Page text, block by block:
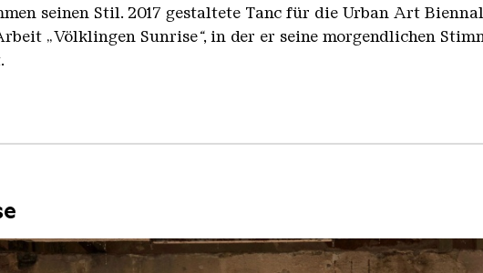
seinen Stil. 2017 gestaltete Tanc für die Urban Art
„Völklingen Sunrise“, in der er seine morgendlichen